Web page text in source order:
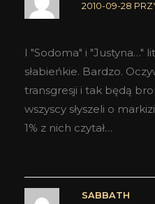
2010-09-28
I "Sodoma" i "Justyna…"
słabieńkie. Bardzo.
transgresji i tak będą
wszyscy słyszeli o
1% z nich czytał…
SABBATH